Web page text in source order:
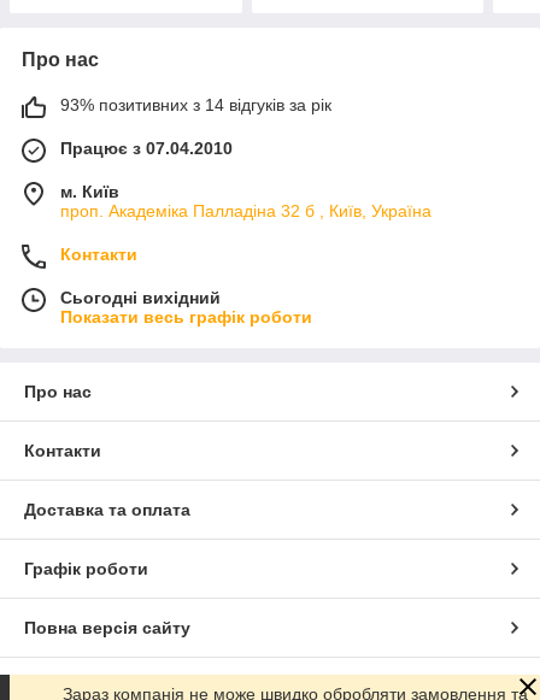
Про нас
93% позитивних з 14 відгуків за рік
Працює з 07.04.2010
м. Київ
проп. Академіка Палладіна 32 б , Київ, Україна
Контакти
Сьогодні вихідний
Показати весь графік роботи
Про нас
Контакти
Доставка та оплата
Графік роботи
Повна версія сайту
Сайт створено на маркетплейсі Prom.ua
Зараз компанія не може швидко обробляти замовлення та